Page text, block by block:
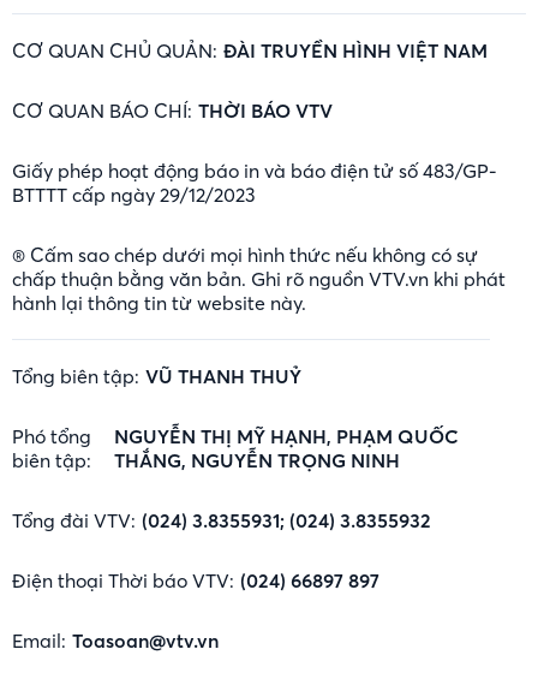
CƠ QUAN CHỦ QUẢN: ĐÀI TRUYỀN HÌNH VIỆT NAM
CƠ QUAN BÁO CHÍ: THỜI BÁO VTV
Giấy phép hoạt động báo in và báo điện tử số 483/GP-
BTTTT cấp ngày 29/12/2023
® Cấm sao chép dưới mọi hình thức nếu không có sự
chấp thuận bằng văn bản. Ghi rõ nguồn VTV.vn khi phát
hành lại thông tin từ website này.
Tổng biên tập: VŨ THANH THUỶ
Phó tổng
biên tập:
NGUYỄN THỊ MỸ HẠNH, PHẠM QUỐC
THẮNG, NGUYỄN TRỌNG NINH
Tổng đài VTV: (024) 3.8355931; (024) 3.8355932
Điện thoại Thời báo VTV: (024) 66897 897
Email: Toasoan@vtv.vn